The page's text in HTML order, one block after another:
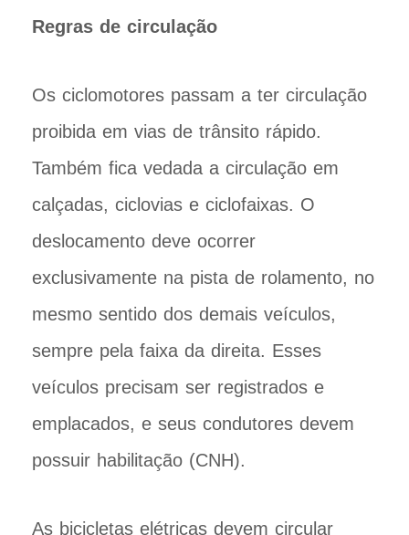
Regras de circulação
Os ciclomotores passam a ter circulação
proibida em vias de trânsito rápido.
Também fica vedada a circulação em
calçadas, ciclovias e ciclofaixas. O
deslocamento deve ocorrer
exclusivamente na pista de rolamento, no
mesmo sentido dos demais veículos,
sempre pela faixa da direita. Esses
veículos precisam ser registrados e
emplacados, e seus condutores devem
possuir habilitação (CNH).
As bicicletas elétricas devem circular